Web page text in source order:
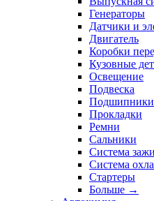
Генераторы
Датчики и
Двигатель
Коробки
Кузовные
Освещение
Подвеска
Подшипники
Прокладки
Ремни
Сальники
Система
Система
Стартеры
Больше →